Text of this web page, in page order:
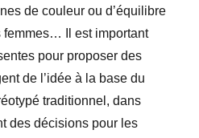
de couleur ou d’équilibre
femmes… Il est important
pour proposer des
de l’idée à la base du
traditionnel, dans
des décisions pour les